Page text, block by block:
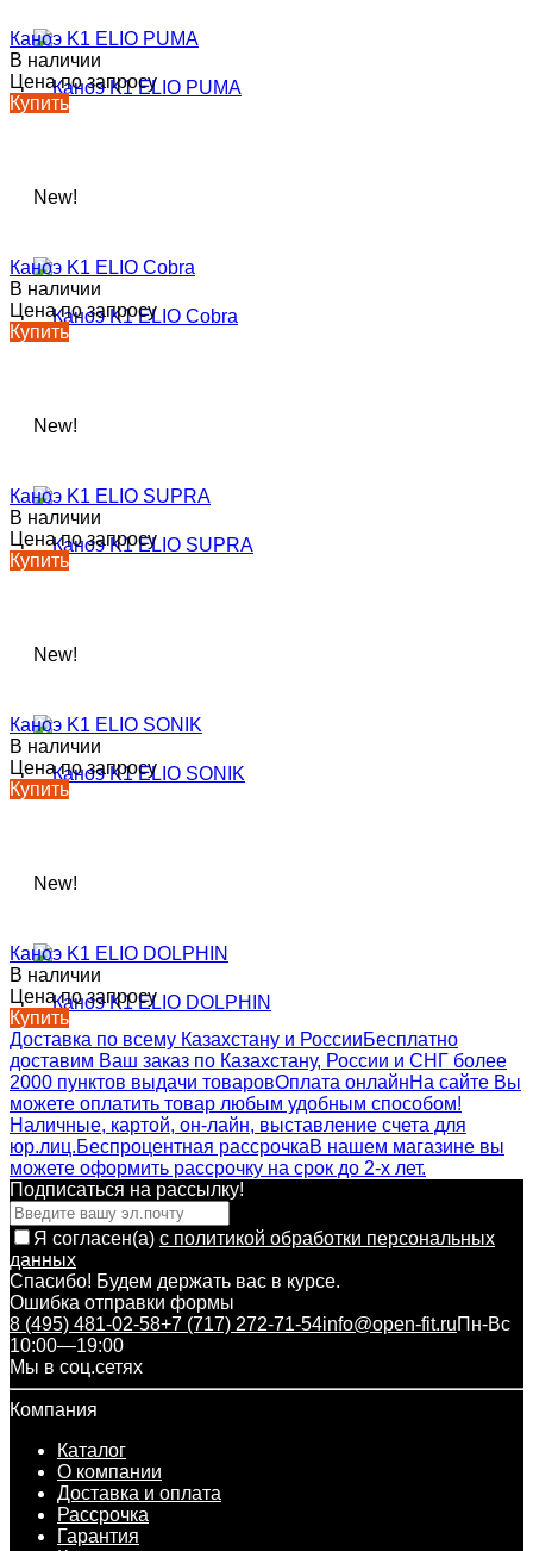
Каноэ K1 ELIO PUMA
В наличии
Цена по запросу
Купить
New!
Каноэ K1 ELIO Cobra
В наличии
Цена по запросу
Купить
New!
Каноэ K1 ELIO SUPRA
В наличии
Цена по запросу
Купить
New!
Каноэ K1 ELIO SONIK
В наличии
Цена по запросу
Купить
New!
Каноэ K1 ELIO DOLPHIN
В наличии
Цена по запросу
Купить
Доставка по всему Казахстану и РоссииБесплатно
доставим Ваш заказ по Казахстану, России и СНГ более
2000 пунктов выдачи товаровОплата онлайнНа сайте Вы
можете оплатить товар любым удобным способом!
Наличные, картой, он-лайн, выставление счета для
юр.лиц.Беспроцентная рассрочкаВ нашем магазине вы
можете оформить рассрочку на срок до 2-х лет.
Подписаться на рассылкy!
Я согласен(a) с политикой обработки персональных
данных
Спасибо! Будем держать вас в курсе.
Ошибка отправки формы
8 (495) 481-02-58+7 (717) 272-71-54info@open-fit.ruПн-Вс
10:00—19:00
Мы в соц.сетях
Компания
Каталог
О компании
Доставка и оплата
Рассрочка
Гарантия